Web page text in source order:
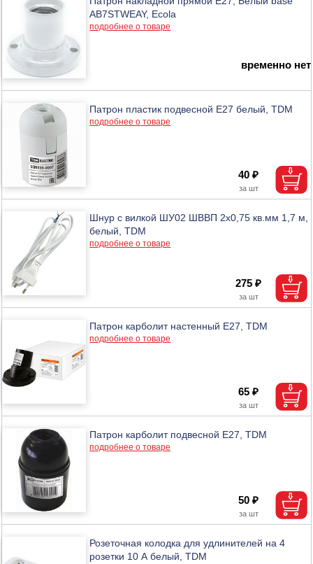
AB7STWEAY, Ecola
подробнее о товаре
временно нет
Патрон пластик подвесной Е27 белый, TDM
подробнее о товаре
40 ₽
Шнур с вилкой ШУ02 ШВВП 2х0,75 кв.мм 1,7 м,
белый, TDM
подробнее о товаре
275 ₽
Патрон карболит настенный Е27, TDM
подробнее о товаре
65 ₽
Патрон карболит подвесной Е27, TDM
подробнее о товаре
50 ₽
Розеточная колодка для удлинителей на 4
розетки 10 А белый, TDM